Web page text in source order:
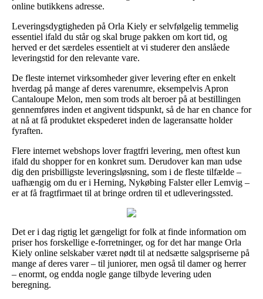
online butikkens adresse.
Leveringsdygtigheden på Orla Kiely er selvfølgelig temmelig
essentiel ifald du står og skal bruge pakken om kort tid, og
herved er det særdeles essentielt at vi studerer den anslåede
leveringstid for den relevante vare.
De fleste internet virksomheder giver levering efter en enkelt
hverdag på mange af deres varenumre, eksempelvis Apron
Cantaloupe Melon, men som trods alt beroer på at bestillingen
gennemføres inden et angivent tidspunkt, så de har en chance for
at nå at få produktet ekspederet inden de lageransatte holder
fyraften.
Flere internet webshops lover fragtfri levering, men oftest kun
ifald du shopper for en konkret sum. Derudover kan man udse
dig den prisbilligste leveringsløsning, som i de fleste tilfælde –
uafhængig om du er i Herning, Nykøbing Falster eller Lemvig –
er at få fragtfirmaet til at bringe ordren til et udleveringssted.
Det er i dag rigtig let gængeligt for folk at finde information om
priser hos forskellige e-forretninger, og for det har mange Orla
Kiely online selskaber været nødt til at nedsætte salgspriserne på
mange af deres varer – til juniorer, men også til damer og herrer
– enormt, og endda nogle gange tilbyde levering uden
beregning.